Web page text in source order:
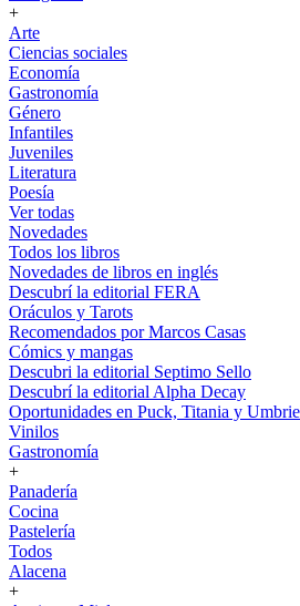
+
Arte
Ciencias sociales
Economía
Gastronomía
Género
Infantiles
Juveniles
Literatura
Poesía
Ver todas
Novedades
Todos los libros
Novedades de libros en inglés
Descubrí la editorial FERA
Oráculos y Tarots
Recomendados por Marcos Casas
Cómics y mangas
Descubri la editorial Septimo Sello
Descubrí la editorial Alpha Decay
Oportunidades en Puck, Titania y
Vinilos
Gastronomía
+
Panadería
Cocina
Pastelería
Todos
Alacena
+